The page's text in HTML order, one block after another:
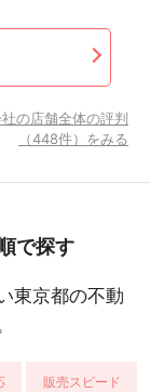
の店舗全体の評判
（448件）をみる
で探す
東京都の不動
販売スピード